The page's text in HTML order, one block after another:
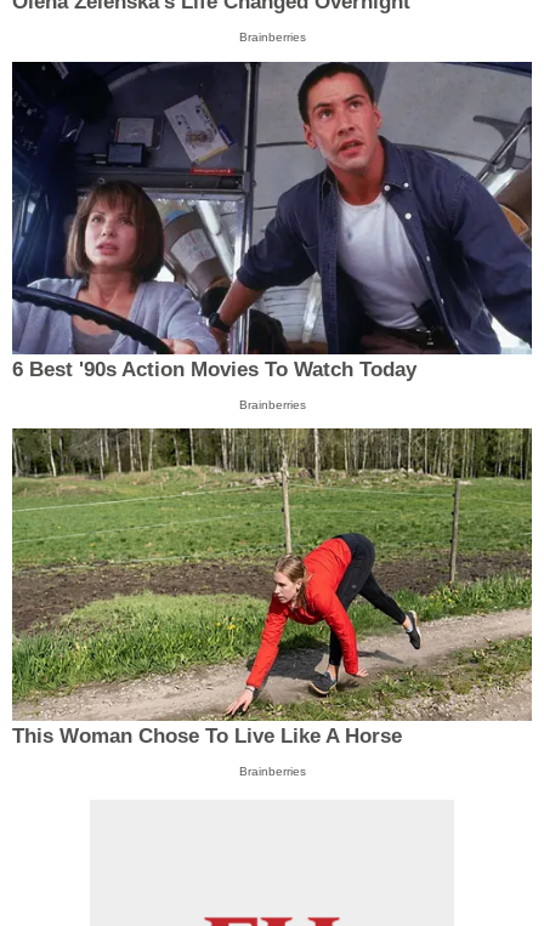
Brainberries
6 Best '90s Action Movies To Watch Today
Brainberries
This Woman Chose To Live Like A Horse
Brainberries